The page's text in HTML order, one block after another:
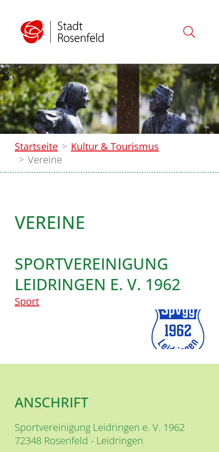
Startseite
Kultur & Tourismus
Vereine
VEREINE
SPORTVEREINIGUNG
LEIDRINGEN E. V. 1962
Sport
ANSCHRIFT
Sportvereinigung Leidringen e. V. 1962
Leidringen
72348 Rosenfeld